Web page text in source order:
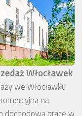
Włocławek
we Włocławku
na
dochodową pracę w